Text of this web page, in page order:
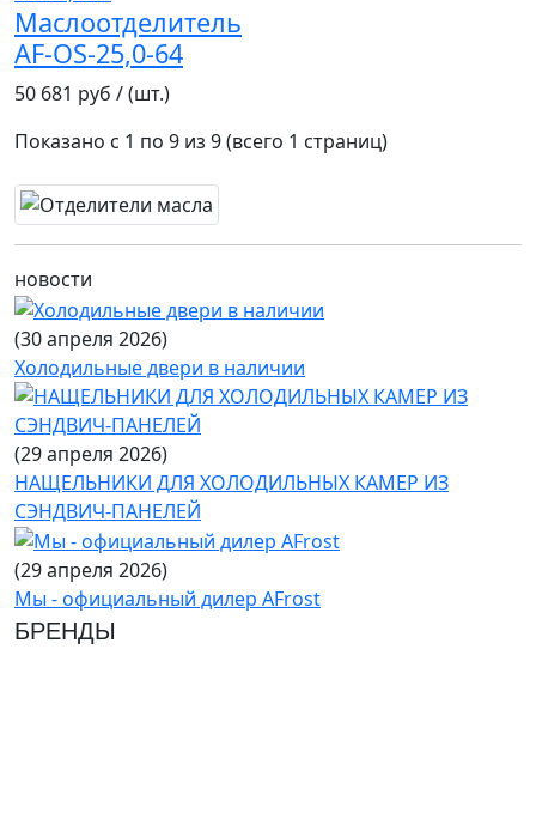
новости
(30 апреля 2026)
Холодильные двери в наличии
(29 апреля 2026)
НАЩЕЛЬНИКИ ДЛЯ ХОЛОДИЛЬНЫХ КАМЕР ИЗ
СЭНДВИЧ-ПАНЕЛЕЙ
(29 апреля 2026)
Мы - официальный дилер AFrost
БРЕНДЫ
Маслоотделитель
AF-OS-25,0-64
50 681 руб / (шт.)
Показано с 1 по 9 из 9 (всего 1 страниц)